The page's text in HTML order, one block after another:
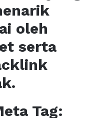
oleh
serta
Tag: